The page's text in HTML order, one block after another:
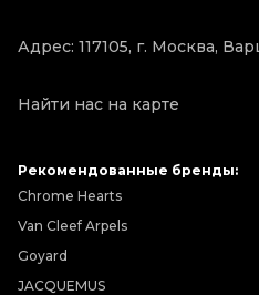
Адрес: 117105, г. Москва,
Найти нас на карте
Рекомендованные бренды:
Chrome Hearts
Van Cleef Arpels
Goyard
JACQUEMUS